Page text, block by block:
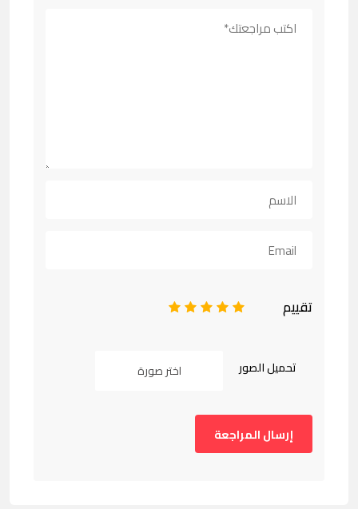
تقييم 5
4
3
2
تحميل الصور اختر صورة